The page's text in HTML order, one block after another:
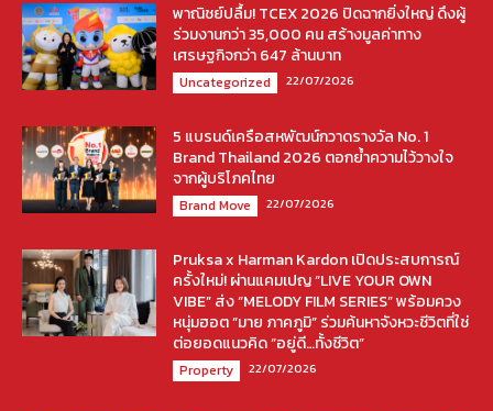
พาณิชย์ปลื้ม! TCEX 2026 ปิดฉากยิ่งใหญ่ ดึงผู้
ร่วมงานกว่า 35,000 คน สร้างมูลค่าทาง
เศรษฐกิจกว่า 647 ล้านบาท
Uncategorized 22/07/2026
5 แบรนด์เครือสหพัฒน์กวาดรางวัล No. 1
Brand Thailand 2026 ตอกย้ำความไว้วางใจ
จากผู้บริโภคไทย
Brand Move 22/07/2026
Pruksa x Harman Kardon เปิดประสบการณ์
ครั้งใหม่! ผ่านแคมเปญ “LIVE YOUR OWN
VIBE” ส่ง “MELODY FILM SERIES” พร้อมควง
หนุ่มฮอต “มาย ภาคภูมิ” ร่วมค้นหาจังหวะชีวิตที่ใช่
ต่อยอดแนวคิด “อยู่ดี…ทั้งชีวิต”
Property 22/07/2026